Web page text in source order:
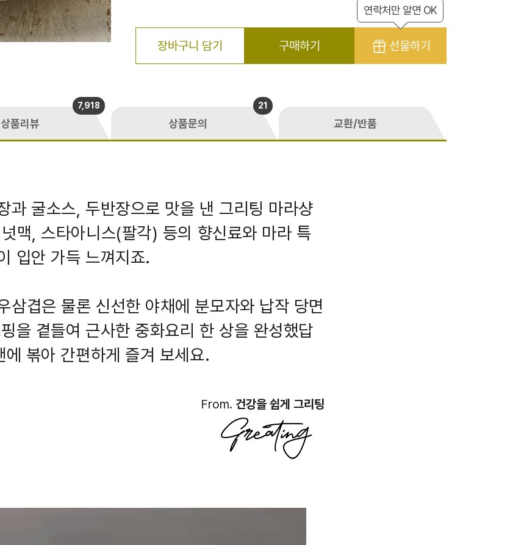
장바구니 담기 구매하기 선물하기
연락처만 알면 OK
상품리뷰
7,918
상품문의
21
교환/반품
과 굴소스, 두반장으로 맛을 낸 그리팅 마라샹
맥, 스타아니스(팔각) 등의 향신료와 마라 특
입안 가득 느껴지죠.
삼겹은 물론 신선한 야채에 분모자와 납작 당면
을 곁들여 근사한 중화요리 한 상을 완성했답
에 볶아 간편하게 즐겨 보세요.
From. 건강을 쉽게 그리팅